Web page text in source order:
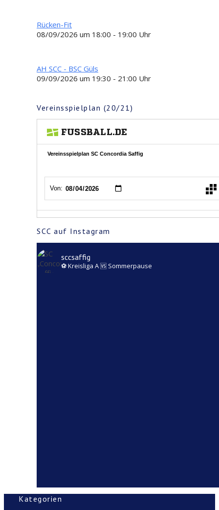
Rücken-Fit
08/09/2026 um 18:00 - 19:00 Uhr
AH SCC - BSC Güls
09/09/2026 um 19:30 - 21:00 Uhr
Vereinsspielplan (20/21)
SCC auf Instagram
sccsaffig
⚽️ Kreisliga A🆚️ Sommerpause
Kategorien